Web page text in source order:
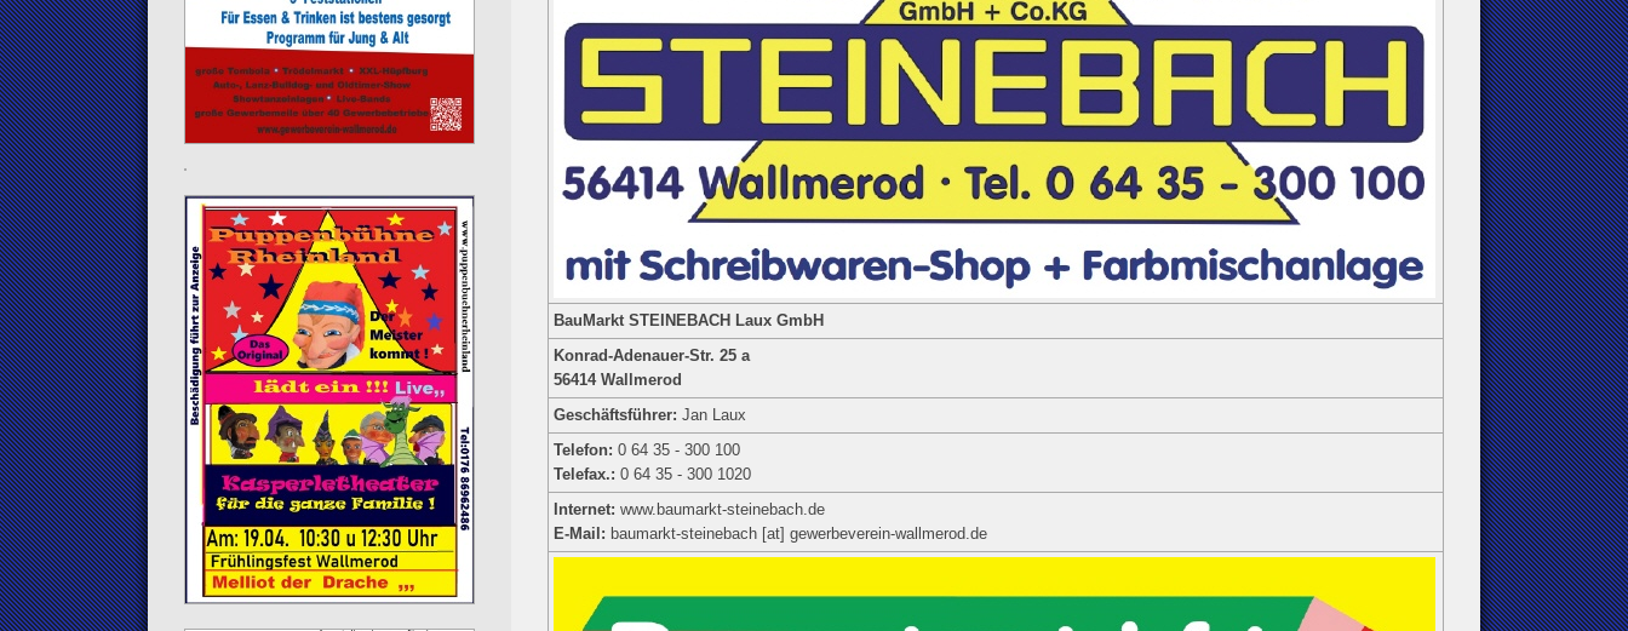
BauMarkt STEINEBACH Laux GmbH
Konrad-Adenauer-Str. 25 a
56414 Wallmerod
Geschäftsführer: Jan Laux
Telefon: 0 64 35 - 300 100
Telefax.: 0 64 35 - 300 1020
Internet: www.baumarkt-steinebach.de
E-Mail: baumarkt-steinebach [at] gewerbeverein-wallmerod.de